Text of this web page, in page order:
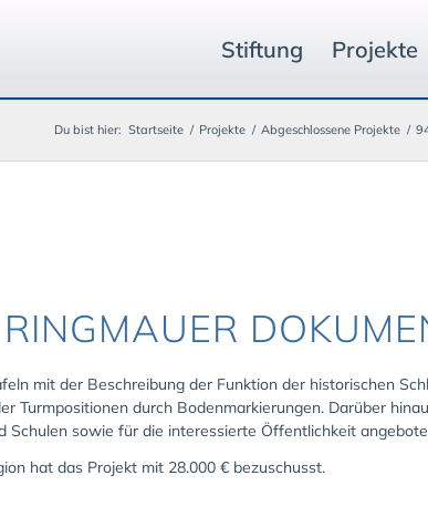
Stiftung Projekte
Du bist hier: Startseite / Projekte / Abgeschlossene Projekte /
mit der Beschreibung der Funktion der historischen
Turmpositionen durch Bodenmarkierungen. Darüber
Schulen sowie für die interessierte Öffentlichkeit
hat das Projekt mit 28.000 € bezuschusst.